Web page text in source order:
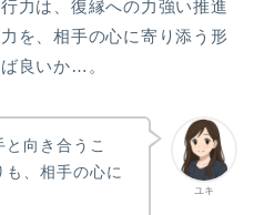
力は、復縁への力強い推進
を、相手の心に寄り添う形
良いか…。
ユキ
向き合うこ
も、相手の心に